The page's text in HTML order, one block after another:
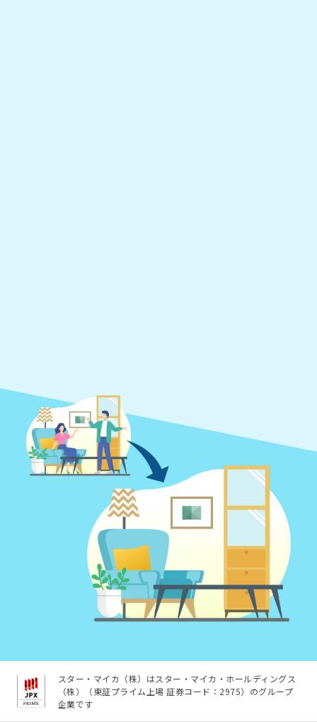
スター・マイカ（株）はスター・マイカ・ホールディングス
（株）（東証プライム上場 証券コード：2975）のグループ
企業です